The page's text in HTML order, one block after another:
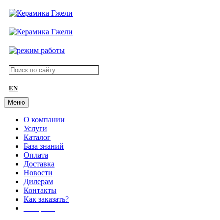
EN
Меню
О компании
Услуги
Каталог
База знаний
Оплата
Доставка
Новости
Дилерам
Контакты
Как заказать?